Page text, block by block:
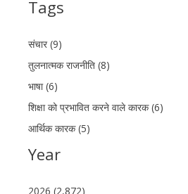
Tags
संचार (9)
तुलनात्मक राजनीति (8)
भाषा (6)
शिक्षा को प्रभावित करने वाले कारक (6)
आर्थिक कारक (5)
Year
2026 (2,872)